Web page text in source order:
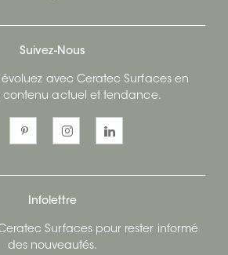
Suivez-Nous
évoluez avec Ceratec Surfaces en
contenu actuel et tendance.
Infolettre
Surfaces pour rester informé
des nouveautés.